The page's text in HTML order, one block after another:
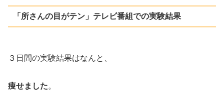
「所さんの目がテン」テレビ番組での実験結果
３日間の実験結果はなんと、
痩せました。